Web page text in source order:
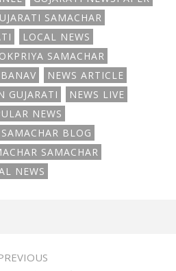
SAMACHAR
LOCAL NEWS
SAMACHAR
NEWS ARTICLE
GUJARATI
NEWS LIVE
NEWS
SAMACHAR BLOG
SAMACHAR
NEWS